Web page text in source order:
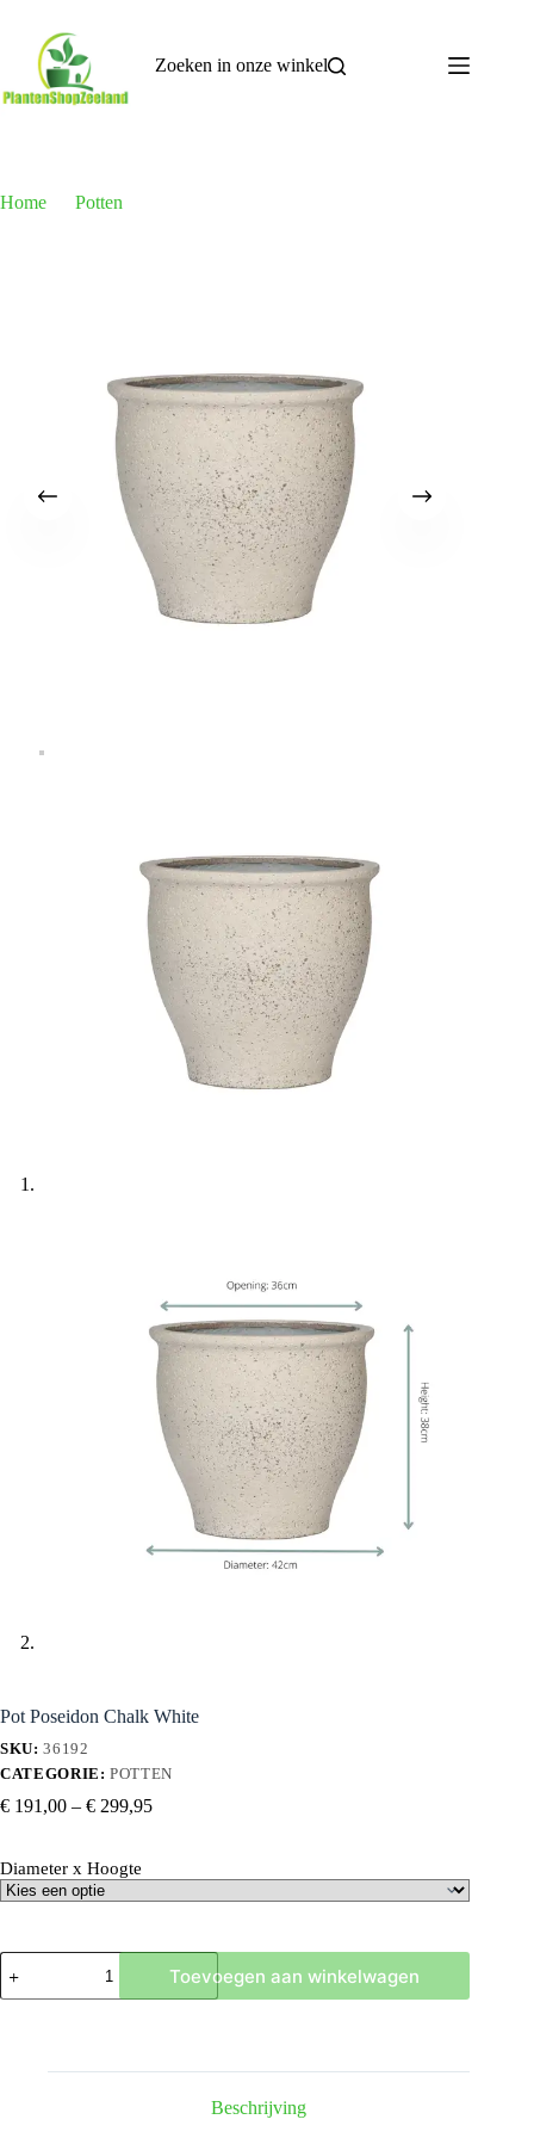
inhoud
Zoeken in onze winkel
Home Potten
Pot Poseidon Chalk White
SKU:36192
CATEGORIE:POTTEN
€ 191,00 – € 299,95Prijsklasse:
Diameter x Hoogte
Pot
Poseidon
Chalk
Toevoegen aan winkelwagen
Beschrijving